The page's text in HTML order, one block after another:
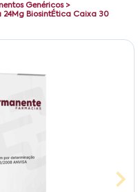
Paraíba
Pernambuco
Genéricos>
24Mg BiosintÉtica Caixa 30